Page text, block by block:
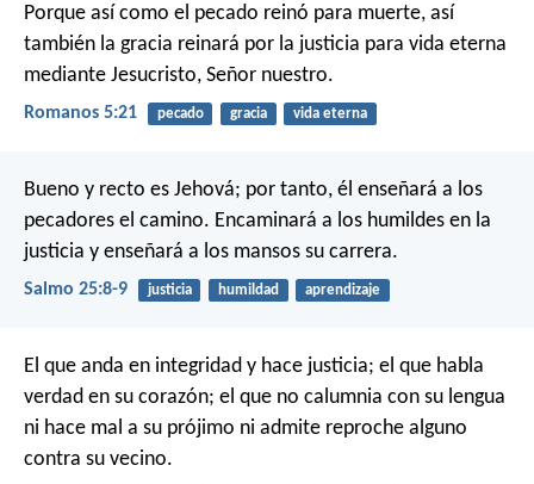
Porque así como el pecado reinó para muerte, así
también la gracia reinará por la justicia para vida eterna
mediante Jesucristo, Señor nuestro.
Romanos 5:21 pecado gracia vida eterna
Bueno y recto es Jehová; por tanto, él enseñará a los
pecadores el camino. Encaminará a los humildes en la
justicia y enseñará a los mansos su carrera.
Salmo 25:8-9 justicia humildad aprendizaje
El que anda en integridad y hace justicia; el que habla
verdad en su corazón; el que no calumnia con su lengua
ni hace mal a su prójimo ni admite reproche alguno
contra su vecino.